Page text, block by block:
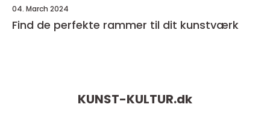
04. March 2024
Find de perfekte rammer til dit kunstværk
KUNST-KULTUR.dk